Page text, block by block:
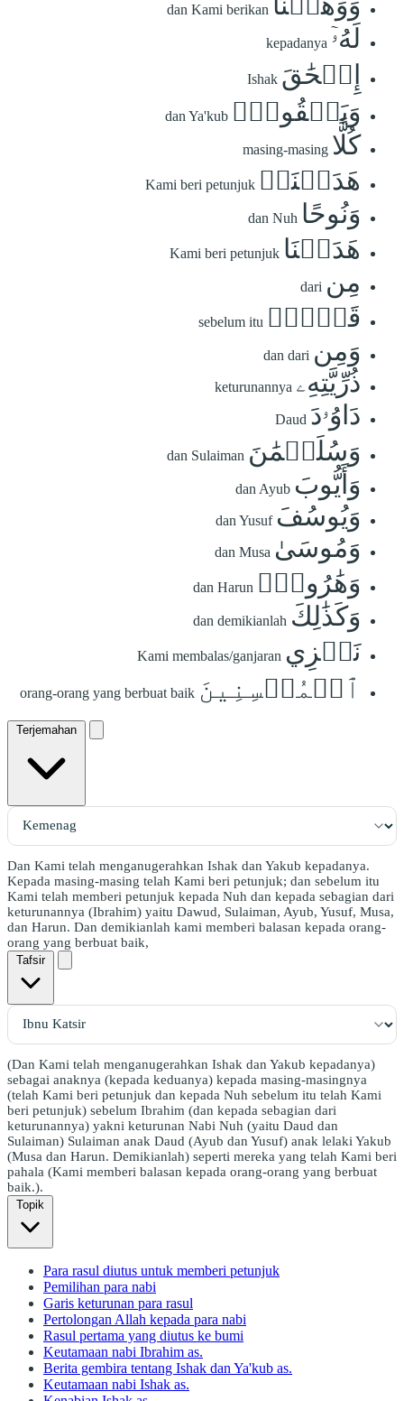
dan Kami berikan
لَهُۥٓ kepadanya
إِسۡحَٰقَ Ishak
وَيَعۡقُوبَۚ dan Ya'kub
كُلًّا masing-masing
هَدَيۡنَاۚ Kami beri petunjuk
وَنُوحًا dan Nuh
هَدَيۡنَا Kami beri petunjuk
مِن dari
قَبۡلُۖ sebelum itu
وَمِن dan dari
ذُرِّيَّتِهِۦ keturunannya
دَاوُۥدَ Daud
وَسُلَيۡمَٰنَ dan Sulaiman
وَأَيُّوبَ dan Ayub
وَيُوسُفَ dan Yusuf
وَمُوسَىٰ dan Musa
وَهَٰرُونَۚ dan Harun
وَكَذَٰلِكَ dan demikianlah
نَجۡزِي Kami membalas/ganjaran
ٱلۡمُحۡسِنِينَ orang-orang yang berbuat baik
Terjemahan
Dan Kami telah menganugerahkan Ishak dan Yakub kepadanya.
Kepada masing-masing telah Kami beri petunjuk; dan sebelum itu
Kami telah memberi petunjuk kepada Nuh dan kepada sebagian dari
keturunannya (Ibrahim) yaitu Dawud, Sulaiman, Ayub, Yusuf, Musa,
dan Harun. Dan demikianlah kami memberi balasan kepada orang-
orang yang berbuat baik,
Tafsir
(Dan Kami telah menganugerahkan Ishak dan Yakub kepadanya)
sebagai anaknya (kepada keduanya) kepada masing-masingnya
(telah Kami beri petunjuk dan kepada Nuh sebelum itu telah Kami
beri petunjuk) sebelum Ibrahim (dan kepada sebagian dari
keturunannya) yakni keturunan Nabi Nuh (yaitu Daud dan
Sulaiman) Sulaiman anak Daud (Ayub dan Yusuf) anak lelaki Yakub
(Musa dan Harun. Demikianlah) seperti mereka yang telah Kami beri
pahala (Kami memberi balasan kepada orang-orang yang berbuat
baik.).
Topik
Para rasul diutus untuk memberi petunjuk
Pemilihan para nabi
Garis keturunan para rasul
Pertolongan Allah kepada para nabi
Rasul pertama yang diutus ke bumi
Keutamaan nabi Ibrahim as.
Berita gembira tentang Ishak dan Ya'kub as.
Keutamaan nabi Ishak as.